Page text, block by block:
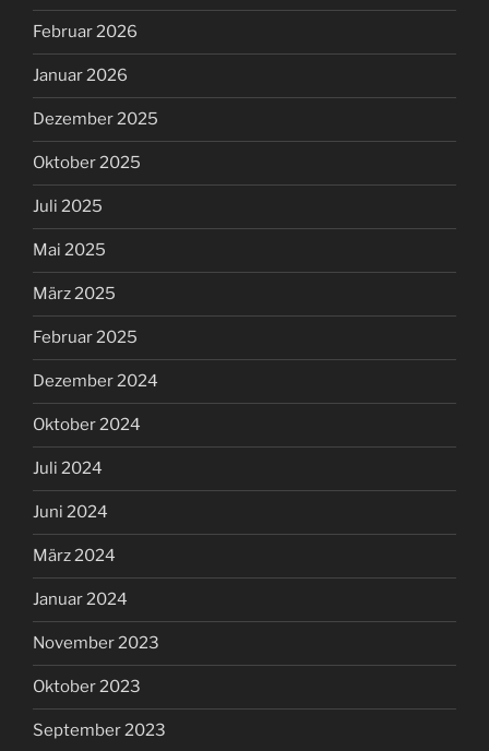
Februar 2026
Januar 2026
Dezember 2025
Oktober 2025
Juli 2025
Mai 2025
März 2025
Februar 2025
Dezember 2024
Oktober 2024
Juli 2024
Juni 2024
März 2024
Januar 2024
November 2023
Oktober 2023
September 2023